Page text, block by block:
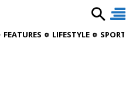
FEATURES LIFESTYLE